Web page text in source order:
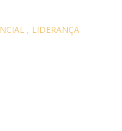
LIDERANÇA